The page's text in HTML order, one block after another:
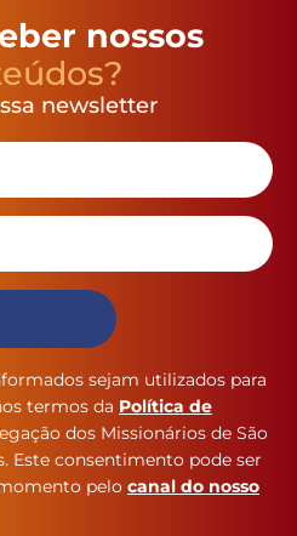
nossos
newsletter
sejam utilizados para
termos da Política de
dos Missionários de São
Este consentimento pode ser
pelo canal do nosso